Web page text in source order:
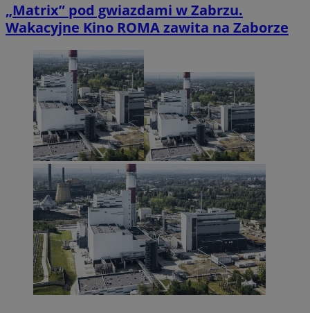
„Matrix” pod gwiazdami w Zabrzu.
Wakacyjne Kino ROMA zawita na Zaborze